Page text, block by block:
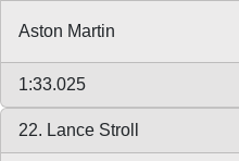
Aston Martin
1:33.025
22. Lance Stroll